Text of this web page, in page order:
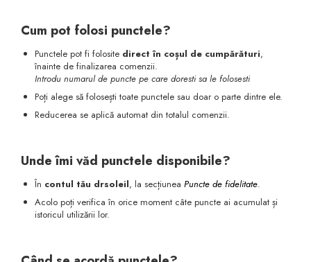
Cum pot folosi punctele?
Punctele pot fi folosite direct în coșul de cumpărături,
înainte de finalizarea comenzii.
Introdu numarul de puncte pe care doresti sa le folosesti
Poți alege să folosești toate punctele sau doar o parte dintre ele.
Reducerea se aplică automat din totalul comenzii.
Unde îmi văd punctele disponibile?
În contul tău drsoleil, la secțiunea Puncte de fidelitate.
Acolo poți verifica în orice moment câte puncte ai acumulat și
istoricul utilizării lor.